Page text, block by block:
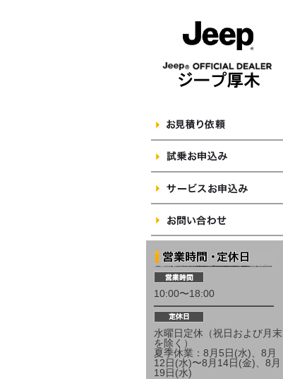
10:00〜18:00
水曜日定休（祝日および月末
を除く）
夏季休業：8月5日(水)、8月
12日(水)〜8月14日(金)、8月
19日(水)